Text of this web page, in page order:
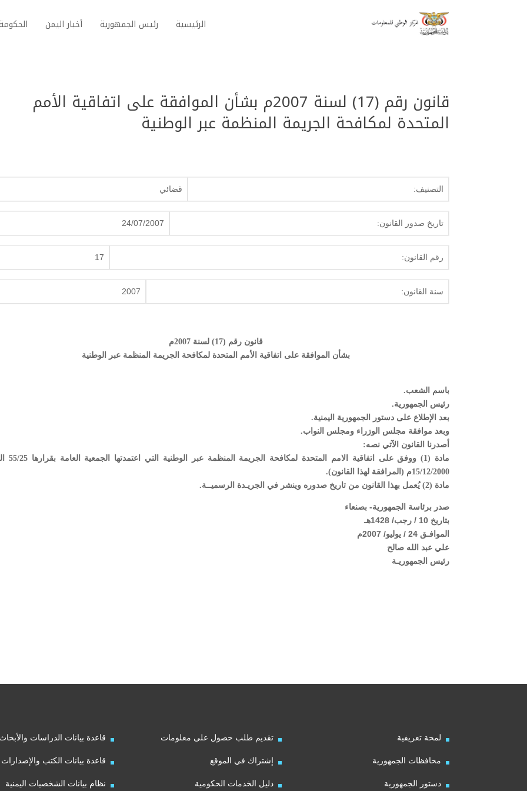
الرئيسية رئيس الجمهورية أخبار اليمن
قانون رقم (17) لسنة 2007م بشأن الموافقة على اتفاقية الأمم
المتحدة لمكافحة الجريمة المنظمة عبر الوطنية
التصنيف: قضائي
تاريخ صدور القانون: 24/07/2007
رقم القانون: 17
سنة القانون: 2007
قانون رقم (17) لسنة 2007م
بشأن الموافقة على اتفاقية الأمم المتحدة لمكافحة الجريمة المنظمة عبر الوطنية
باسم الشعب.
رئيس الجمهورية.
بعد الإطلاع على دستور الجمهورية اليمنية.
وبعد موافقة مجلس الوزراء ومجلس النواب.
أصدرنا القانون الآتي نصه:
مادة (1) ووفق على
15/12/2000م (المرافقة لهذا القانون).
مادة (2) يُعمل بهذا القانون من تاريخ صدوره وينشر في الجريـدة الرسميــة.
صدر برئاسة الجمهورية- بصنعاء
بتاريخ 10 / رجب/ 1428هـ
الموافـق 24 / يوليو/ 2007م
علي عبد الله صالح
رئيس الجمهوريـة
لمحة تعريفية
محافظات الجمهورية
دستور الجمهورية
تقديم طلب حصول على معلومات
إشتراك في الموقع
دليل الخدمات الحكومية
قاعدة بيانات الدراسات والأبحاث
قاعدة بيانات الكتب والإصدارات
نظام بيانات الشخصيات اليمنية